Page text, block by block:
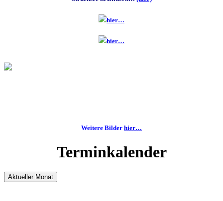
hier…
hier…
Weitere Bilder hier…
Terminkalender
Aktueller Monat